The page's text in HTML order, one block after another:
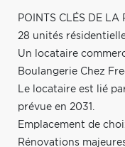
POINTS CLÉS DE LA
28 unités
Un locataire
Boulangerie Chez
Le locataire est lié
prévue en 2031.
Emplacement de
Rénovations